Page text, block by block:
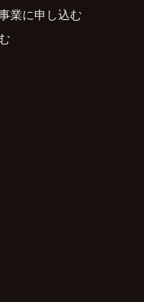
業に申し込む